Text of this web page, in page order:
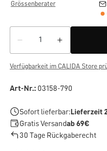
Grössenberater
Verfügbarkeit im CALIDA Store
Art-Nr.: 03158-790
Sofort lieferbar:Lieferzeit
Gratis Versandab 69€
30 Tage Rückgaberecht